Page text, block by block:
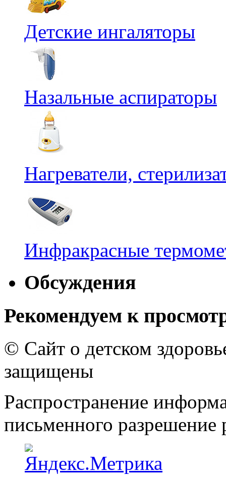
Детские ингаляторы
Назальные аспираторы
Нагреватели,
Инфракрасные
Обсуждения
Рекомендуем к
© Сайт о детском
защищены
Распространение
письменного разрешение